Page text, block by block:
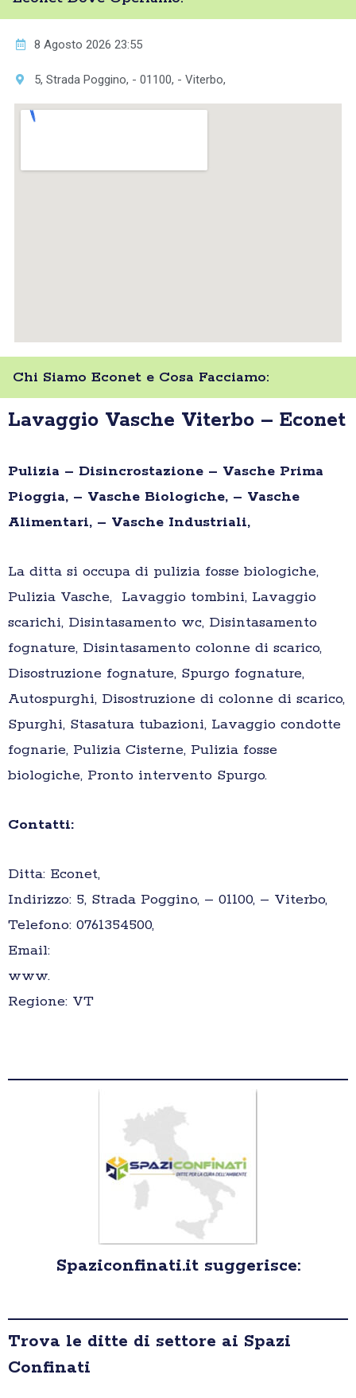
8 Agosto 2026 23:55
5, Strada Poggino, - 01100, - Viterbo,
Chi Siamo Econet e Cosa Facciamo:
Lavaggio Vasche Viterbo – Econet
Pulizia – Disincrostazione – Vasche Prima
Pioggia, – Vasche Biologiche, – Vasche
Alimentari, – Vasche Industriali,
La ditta si occupa di pulizia fosse biologiche,
Pulizia Vasche, Lavaggio tombini, Lavaggio
scarichi, Disintasamento wc, Disintasamento
fognature, Disintasamento colonne di scarico,
Disostruzione fognature, Spurgo fognature,
Autospurghi, Disostruzione di colonne di scarico,
Spurghi, Stasatura tubazioni, Lavaggio condotte
fognarie, Pulizia Cisterne, Pulizia fosse
biologiche, Pronto intervento Spurgo.
Contatti:
Ditta: Econet,
Indirizzo: 5, Strada Poggino, – 01100, – Viterbo,
Telefono: 0761354500,
Email:
www.
Regione: VT
Spaziconfinati.it suggerisce:
Trova le ditte di settore ai Spazi
Confinati